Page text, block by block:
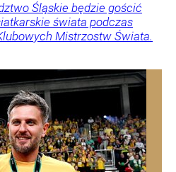
Śląskie będzie gościć
świata podczas
Mistrzostw Świata.